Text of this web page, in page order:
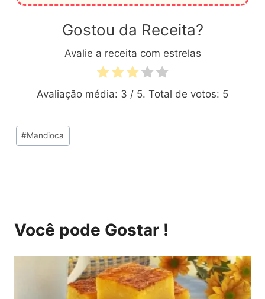
Gostou da Receita?
Avalie a receita com estrelas
Avaliação média: 3 / 5. Total de votos: 5
Tags
do
#Mandioca
Você pode Gostar !